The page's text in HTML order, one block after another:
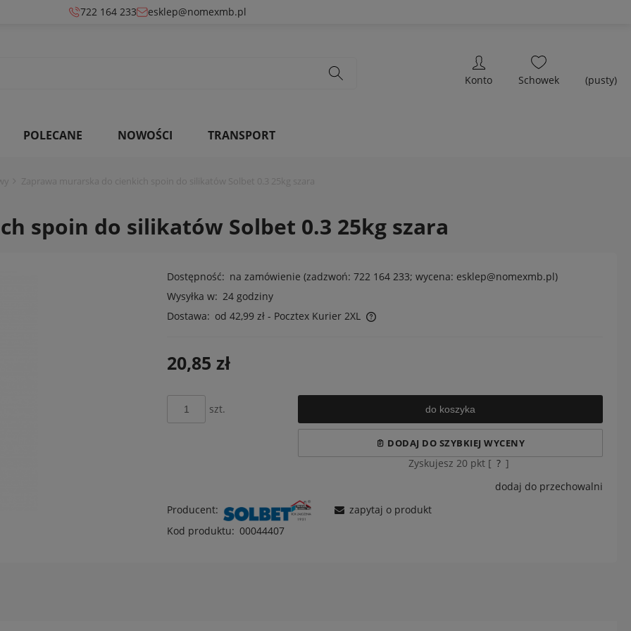
722 164 233 esklep@nomexmb.pl
(pusty)
POLECANE NOWOŚCI TRANSPORT
Zaprawa murarska do cienkich spoin do silikatów Solbet 0.3 25kg szara
spoin do silikatów Solbet 0.3 25kg szara
Dostępność: na zamówienie (zadzwoń: 722 164 233; wycena: esklep@nomexmb.pl)
Wysyłka w: 24 godziny
Dostawa: od 42,99 zł - Pocztex Kurier 2XL
płatności
20,85 zł
szt. do koszyka
DODAJ DO SZYBKIEJ WYCENY
Zyskujesz20 pkt [ ? ]
dodaj do przechowalni
Producent:
Kod produktu: 00044407
zapytaj o produkt